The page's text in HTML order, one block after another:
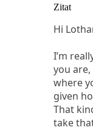
Zitat
Hi
I’m
you
where
given
That
take